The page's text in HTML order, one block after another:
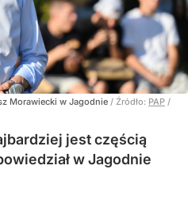
Morawiecki w Jagodnie / Źródło: PAP /
jest częścią
w Jagodnie